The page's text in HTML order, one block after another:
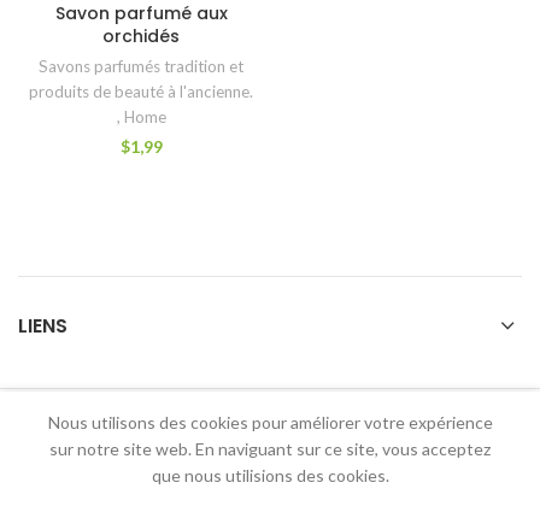
Savon parfumé aux
orchidés
Savons parfumés tradition et
produits de beauté à l'ancienne.
, Home
$1,99
LIENS
2026 Holy Dharma Amulets
Nous utilisons des cookies pour améliorer votre expérience
sur notre site web. En naviguant sur ce site, vous acceptez
que nous utilisions des cookies.